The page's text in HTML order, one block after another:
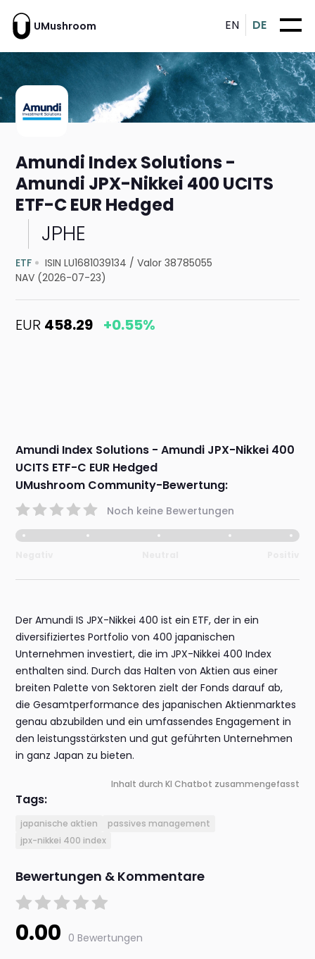
UMushroom EN DE
Amundi Index Solutions -
Amundi JPX-Nikkei 400 UCITS
ETF-C EUR Hedged
JPHE
ETF ISIN LU1681039134 /Valor 38785055
NAV (2026-07-23)
EUR 458.29 +0.55%
Amundi Index Solutions - Amundi JPX-Nikkei 400
UCITS ETF-C EUR Hedged
UMushroom Community-Bewertung:
Noch keine Bewertungen
Der Amundi IS JPX-Nikkei 400 ist ein ETF, der in ein
diversifiziertes Portfolio von 400 japanischen
Unternehmen investiert, die im JPX-Nikkei 400 Index
enthalten sind. Durch das Halten von Aktien aus einer
breiten Palette von Sektoren zielt der Fonds darauf ab,
die Gesamtperformance des japanischen Aktienmarktes
genau abzubilden und ein umfassendes Engagement in
den leistungsstärksten und gut geführten Unternehmen
in ganz Japan zu bieten.
Inhalt durch KI Chatbot zusammengefasst
Tags:
japanische aktien
passives management
jpx-nikkei 400 index
Bewertungen & Kommentare
0.00 0 Bewertungen